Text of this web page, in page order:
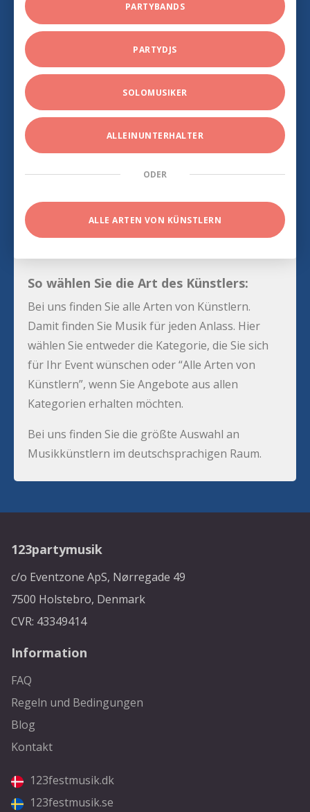
PARTYBANDS
PARTYDJS
SOLOMUSIKER
ALLEINUNTERHALTER
ODER
ALLE ARTEN VON KÜNSTLERN
So wählen Sie die Art des Künstlers:
Bei uns finden Sie alle Arten von Künstlern.
Damit finden Sie Musik für jeden Anlass. Hier
wählen Sie entweder die Kategorie, die Sie sich
für Ihr Event wünschen oder “Alle Arten von
Künstlern”, wenn Sie Angebote aus allen
Kategorien erhalten möchten.
Bei uns finden Sie die größte Auswahl an
Musikkünstlern im deutschsprachigen Raum.
123partymusik
c/o Eventzone ApS, Nørregade 49
7500 Holstebro, Denmark
CVR: 43349414
Information
FAQ
Regeln und Bedingungen
Blog
Kontakt
123festmusik.dk
123festmusik.se